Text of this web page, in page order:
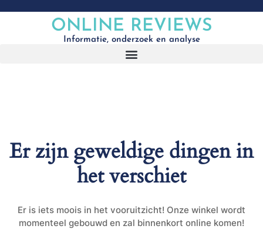
ONLINE REVIEWS
Informatie, onderzoek en analyse
Er zijn geweldige dingen in
het verschiet
Er is iets moois in het vooruitzicht! Onze winkel wordt
momenteel gebouwd en zal binnenkort online komen!